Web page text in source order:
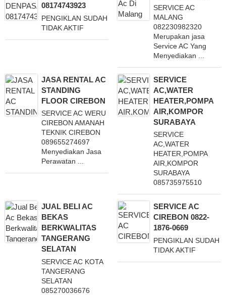
08174743923
PENGIKLAN SUDAH
TIDAK AKTIF
SERVICE AC
MALANG
082230982320
Merupakan jasa
Service AC Yang
Menyediakan ...
JASA RENTAL AC
STANDING
FLOOR CIREBON
SERVICE AC WERU
CIREBON AMANAH
TEKNIK CIREBON
089655274697
Menyediakan Jasa
Perawatan ...
SERVICE
AC,WATER
HEATER,POMPA
AIR,KOMPOR
SURABAYA
SERVICE
AC,WATER
HEATER,POMPA
AIR,KOMPOR
SURABAYA
085735975510
JUAL BELI AC
BEKAS
BERKWALITAS
TANGERANG
SELATAN
SERVICE AC KOTA
TANGERANG
SELATAN
085270036676
SERVICE AC
CIREBON 0822-
1876-0669
PENGIKLAN SUDAH
TIDAK AKTIF